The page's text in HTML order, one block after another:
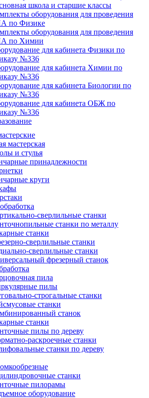
школа и старшие классы
оборудования для проведения
по Физике
оборудования для проведения
по Химии
для кабинета Физики по
№336
для кабинета Химии по
№336
для кабинета Биологии по
№336
для кабинета ОБЖ по
№336
мастерская
и стулья
принадлежности
круги
сверлильные станки
станки по металлу
станки
сверлильные станки
сверлильные станки
фрезерный станок
пила
пилы
строгальные станки
станки
станок
станки
пилы по дереву
раскроечные станки
станки по дереву
станки
пилорамы
оборудование